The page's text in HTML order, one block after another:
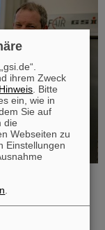
zur
am GSI/FAIR-
Award 2025
ionisierten
bestehenden
ihrem Zweck
. Bitte
ein, wie in
Sie auf
die
Webseiten zu
Einstellungen